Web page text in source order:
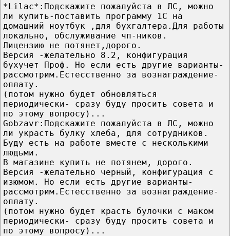
*Lilac*:Подскажите пожалуйста в ЛС, можно
ли купить-поставить программу 1С на
домашний ноутбук ,для бухгалтера.Для работы
локально, обслуживание чп-ников.
Лицензию не потянет,дорого.
Версия -желательно 8.2, конфигурация
бухучет Проф. Но если есть другие варианты-
рассмотрим.Естесственно за вознаграждение-
оплату.
(потом нужно будет обновляться
периодически- сразу буду просить совета и
по этому вопросу)...
Gobzavr:Подскажите пожалуйста в ЛС, можно
ли украсть булку хлеба, для сотрудников.
Буду есть на работе вместе с несколькими
людьми.
В магазине купить не потянем, дорого.
Версия -желательно черный, конфигурация с
изюмом. Но если есть другие варианты-
рассмотрим.Естесственно за вознаграждение-
оплату.
(потом нужно будет красть булочки с маком
периодически- сразу буду просить совета и
по этому вопросу)...